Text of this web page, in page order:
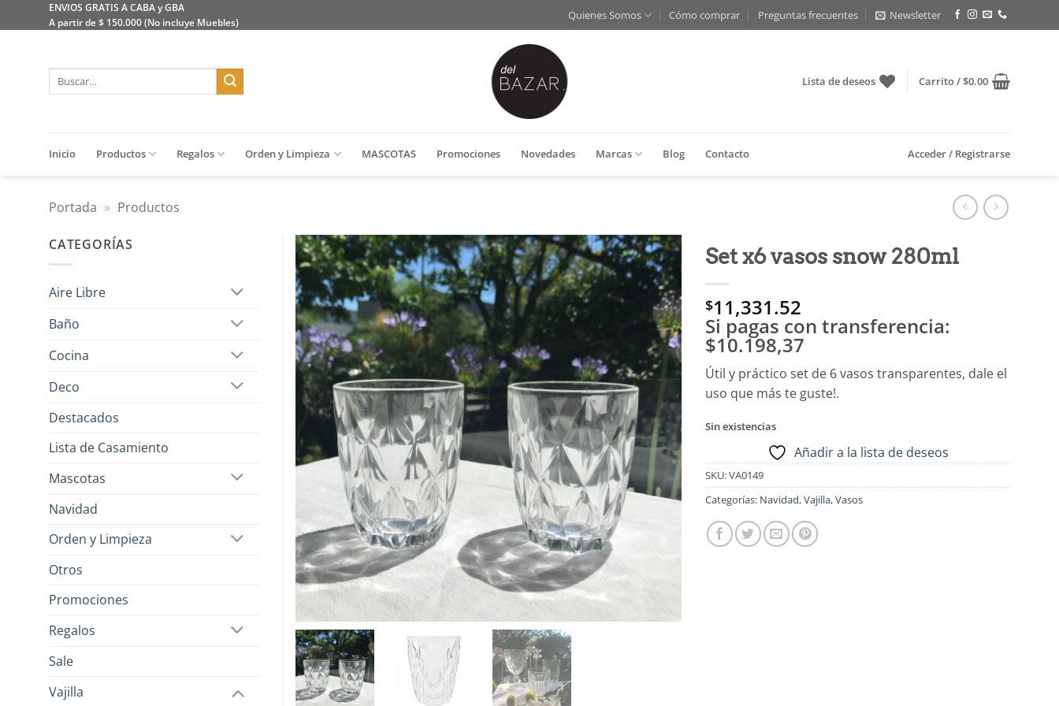
al
ENVIOS GRATIS A CABA y GBA
A partir de $ 150.000 (No incluye Muebles)
Quienes Somos Cómo comprar Preguntas frecuentes Newsletter
Buscar
Lista de deseos Carrito /$0.00
Inicio Productos Regalos Orden y Limpieza MASCOTAS Promociones Novedades Marcas Blog Contacto Acceder / Registrarse
Portada » Productos
Añadir
a la
lista
de
deseos
Set x6 vasos snow 280ml
$11,331.52
Si pagas con transferencia:
$10.198,37
Útil y práctico set de 6 vasos transparentes, dale el
uso que más te guste!.
Sin existencias
Añadir a la lista de deseos
SKU:VA0149
Categorías: Navidad,Vajilla,Vasos
CATEGORÍAS
Aire Libre
Baño
Cocina
Deco
Destacados
Lista de Casamiento
Mascotas
Navidad
Orden y Limpieza
Otros
Promociones
Regalos
Sale
Vajilla